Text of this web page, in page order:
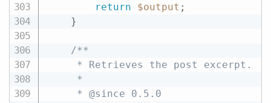
return $output ;
}
/**